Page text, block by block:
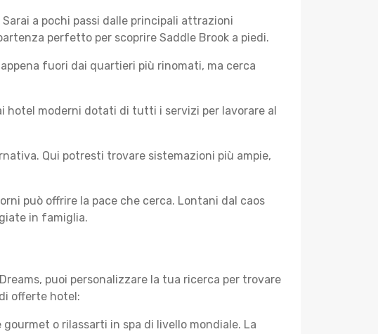
a pochi passi dalle principali attrazioni
perfetto per scoprire Saddle Brook a piedi.
fuori dai quartieri più rinomati, ma cerca
hotel moderni dotati di tutti i servizi per lavorare al
Qui potresti trovare sistemazioni più ampie,
può offrire la pace che cerca. Lontani dal caos
in famiglia.
puoi personalizzare la tua ricerca per trovare
offerte hotel:
o rilassarti in spa di livello mondiale. La